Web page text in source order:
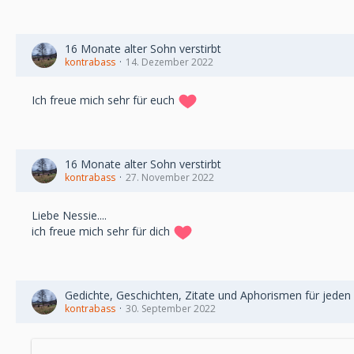
16 Monate alter Sohn verstirbt
kontrabass 14. Dezember 2022
Ich freue mich sehr für euch
16 Monate alter Sohn verstirbt
kontrabass 27. November 2022
Liebe Nessie....
ich freue mich sehr für dich
Gedichte, Geschichten, Zitate und Aphorismen für jeden
kontrabass 30. September 2022